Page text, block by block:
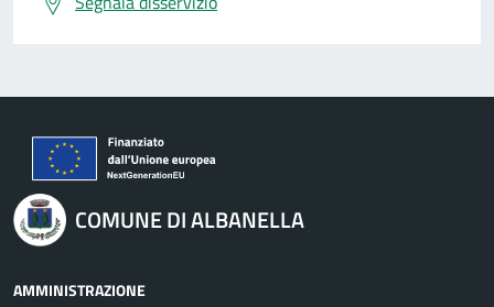
COMUNE DI ALBANELLA
AMMINISTRAZIONE